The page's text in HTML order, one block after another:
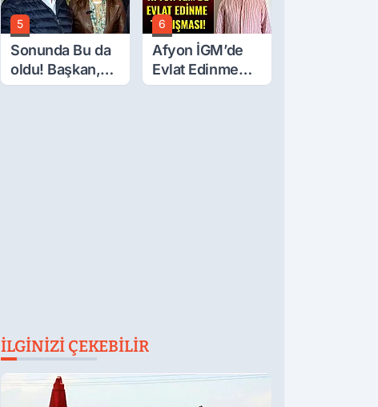
Üzerine Çıkarıldı
5
Sonunda Bu da
oldu! Başkan,
Meclis Üyesini
6
Afyon İGM’de
Evlat Edinme
Tartışması!
İLGINIZI ÇEKEBILIR